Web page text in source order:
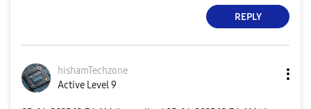
REPLY
hishamTechzone
Active Level 9